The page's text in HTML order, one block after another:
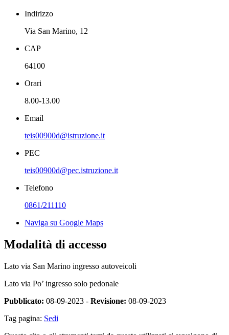
Indirizzo
Via San Marino, 12
CAP
64100
Orari
8.00-13.00
Email
teis00900d@istruzione.it
PEC
teis00900d@pec.istruzione.it
Telefono
0861/211110
Naviga su Google Maps
Modalità di accesso
Lato via San Marino ingresso autoveicoli
Lato via Po’ ingresso solo pedonale
Pubblicato: 08-09-2023 - Revisione: 08-09-2023
Tag pagina: Sedi